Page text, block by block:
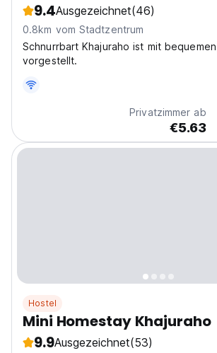
9.4Ausgezeichnet(46)
0.8km vom Stadtzentrum
Schnurrbart Khajuraho ist mit
vorgestellt.
Privatzimmer ab
€5.63
Hostel
Mini Homestay Khajuraho
9.9Ausgezeichnet(53)